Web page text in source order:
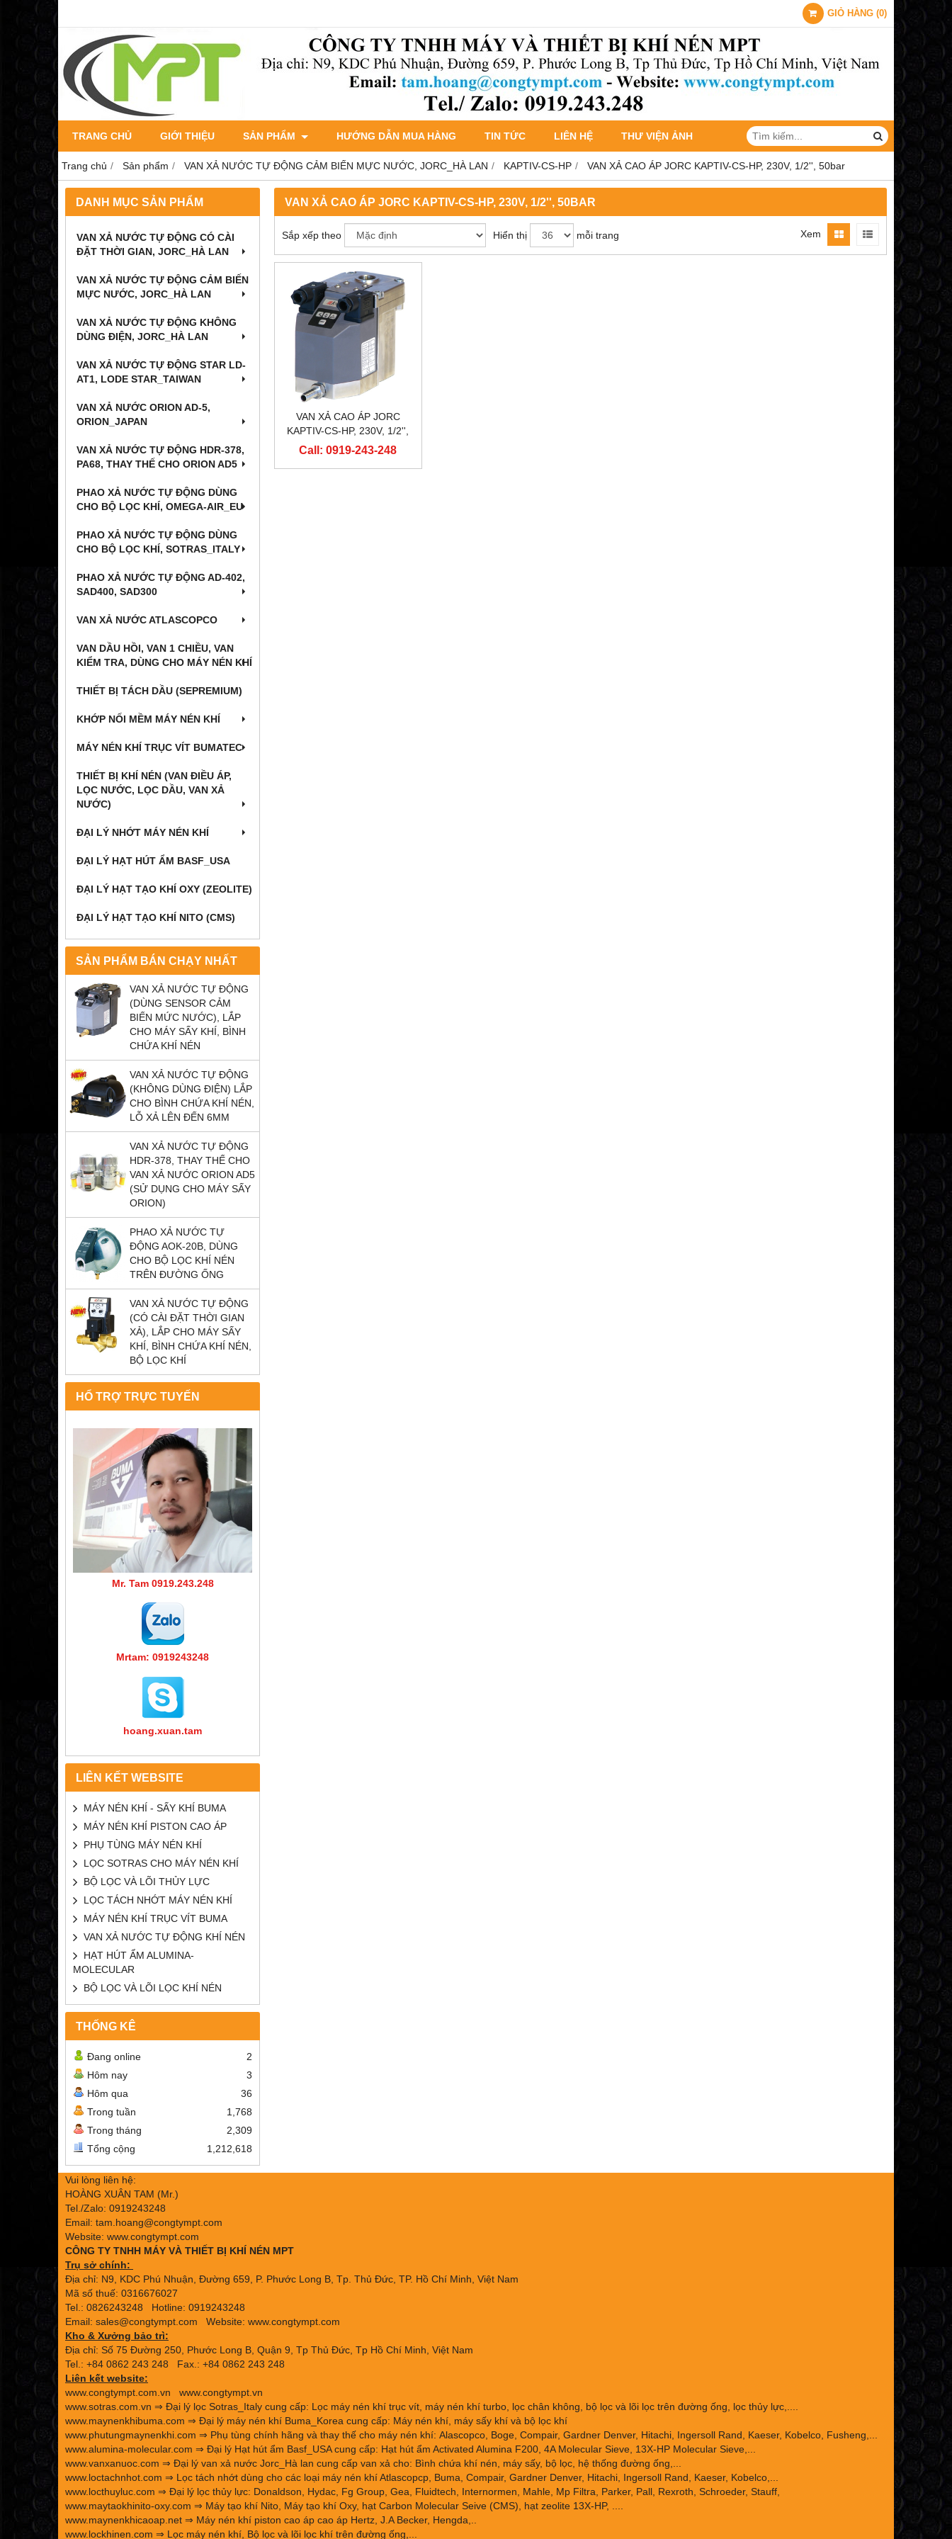
GIỎ HÀNG (0)
TRANG CHỦ GIỚI THIỆU SẢN PHẨM HƯỚNG DẪN MUA HÀNG TIN TỨC LIÊN HỆ THƯ VIỆN ẢNH
Trang chủ Sản phẩm VAN XẢ NƯỚC TỰ ĐỘNG CẢM BIẾN MỰC NƯỚC, JORC_HÀ LAN KAPTIV-CS-HP VAN XẢ CAO ÁP JORC KAPTIV-CS-HP, 230V, 1/2'', 50bar
DANH MỤC SẢN PHẨM
VAN XẢ NƯỚC TỰ ĐỘNG CÓ CÀI
ĐẶT THỜI GIAN, JORC_HÀ LAN
VAN XẢ NƯỚC TỰ ĐỘNG CẢM BIẾN
MỰC NƯỚC, JORC_HÀ LAN
VAN XẢ NƯỚC TỰ ĐỘNG KHÔNG
DÙNG ĐIỆN, JORC_HÀ LAN
VAN XẢ NƯỚC TỰ ĐỘNG STAR LD-
AT1, LODE STAR_TAIWAN
VAN XẢ NƯỚC ORION AD-5,
ORION_JAPAN
VAN XẢ NƯỚC TỰ ĐỘNG HDR-378,
PA68, THAY THẾ CHO ORION AD5
PHAO XẢ NƯỚC TỰ ĐỘNG DÙNG
CHO BỘ LỌC KHÍ, OMEGA-AIR_EU
PHAO XẢ NƯỚC TỰ ĐỘNG DÙNG
CHO BỘ LỌC KHÍ, SOTRAS_ITALY
PHAO XẢ NƯỚC TỰ ĐỘNG AD-402,
SAD400, SAD300
VAN XẢ NƯỚC ATLASCOPCO
VAN DẦU HỒI, VAN 1 CHIỀU, VAN
KIỂM TRA, DÙNG CHO MÁY NÉN KHÍ
THIẾT BỊ TÁCH DẦU (SEPREMIUM)
KHỚP NỐI MỀM MÁY NÉN KHÍ
MÁY NÉN KHÍ TRỤC VÍT BUMATEC
THIẾT BỊ KHÍ NÉN (VAN ĐIỀU ÁP,
LỌC NƯỚC, LỌC DẦU, VAN XẢ
NƯỚC)
ĐẠI LÝ NHỚT MÁY NÉN KHÍ
ĐẠI LÝ HẠT HÚT ẨM BASF_USA
ĐẠI LÝ HẠT TẠO KHÍ OXY (ZEOLITE)
ĐẠI LÝ HẠT TẠO KHÍ NITO (CMS)
SẢN PHẨM BÁN CHẠY NHẤT
VAN XẢ NƯỚC TỰ ĐỘNG
(DÙNG SENSOR CẢM
BIẾN MỨC NƯỚC), LẮP
CHO MÁY SẤY KHÍ, BÌNH
CHỨA KHÍ NÉN
VAN XẢ NƯỚC TỰ ĐỘNG
(KHÔNG DÙNG ĐIỆN) LẮP
CHO BÌNH CHỨA KHÍ NÉN,
LỖ XẢ LÊN ĐẾN 6MM
VAN XẢ NƯỚC TỰ ĐỘNG
HDR-378, THAY THẾ CHO
VAN XẢ NƯỚC ORION AD5
(SỬ DỤNG CHO MÁY SẤY
ORION)
PHAO XẢ NƯỚC TỰ
ĐỘNG AOK-20B, DÙNG
CHO BỘ LỌC KHÍ NÉN
TRÊN ĐƯỜNG ỐNG
VAN XẢ NƯỚC TỰ ĐỘNG
(CÓ CÀI ĐẶT THỜI GIAN
XẢ), LẮP CHO MÁY SẤY
KHÍ, BÌNH CHỨA KHÍ NÉN,
BỘ LỌC KHÍ
HỔ TRỢ TRỰC TUYẾN
Mr. Tam 0919.243.248
Mrtam: 0919243248
hoang.xuan.tam
LIÊN KẾT WEBSITE
MÁY NÉN KHÍ - SẤY KHÍ BUMA
MÁY NÉN KHÍ PISTON CAO ÁP
PHỤ TÙNG MÁY NÉN KHÍ
LỌC SOTRAS CHO MÁY NÉN KHÍ
BỘ LỌC VÀ LÕI THỦY LỰC
LỌC TÁCH NHỚT MÁY NÉN KHÍ
MÁY NÉN KHÍ TRỤC VÍT BUMA
VAN XẢ NƯỚC TỰ ĐỘNG KHÍ NÉN
HẠT HÚT ẨM ALUMINA-
MOLECULAR
BỘ LỌC VÀ LÕI LỌC KHÍ NÉN
THỐNG KÊ
Đang online
2
Hôm nay
3
Hôm qua
36
Trong tuần
1,768
Trong tháng
2,309
Tổng cộng
1,212,618
VAN XẢ CAO ÁP JORC KAPTIV-CS-HP, 230V, 1/2'', 50BAR
Sắp xếp theo Hiển thị mỗi trang Xem
VAN XẢ CAO ÁP JORC
KAPTIV-CS-HP, 230V, 1/2'',
50BAR
Call: 0919-243-248
Vui lòng liên hệ:
HOÀNG XUÂN TAM (Mr.)
Tel./Zalo: 0919243248
Email: tam.hoang@congtympt.com
Website: www.congtympt.com
CÔNG TY TNHH MÁY VÀ THIẾT BỊ KHÍ NÉN MPT
Trụ sở chính:
Địa chỉ: N9, KDC Phú Nhuận, Đường 659, P. Phước Long B, Tp. Thủ Đức, TP. Hồ Chí Minh, Việt Nam
Mã số thuế: 0316676027
Tel.: 0826243248 Hotline: 0919243248
Email: sales@congtympt.com Website: www.congtympt.com
Kho & Xưởng bảo trì:
Địa chỉ: Số 75 Đường 250, Phước Long B, Quận 9, Tp Thủ Đức, Tp Hồ Chí Minh, Việt Nam
Tel.: +84 0862 243 248 Fax.: +84 0862 243 248
Liên kết website:
www.congtympt.com.vn
www.congtympt.vn
www.sotras.com.vn ⇒ Đại lý lọc Sotras_Italy cung cấp: Lọc máy nén khí trục vít, máy nén khí turbo, lọc chân không, bộ lọc và lõi lọc trên đường ống, lọc thủy lực,....
www.maynenkhibuma.com ⇒ Đại lý máy nén khí Buma_Korea cung cấp: Máy nén khí, máy sấy khí và bộ lọc khí
www.phutungmaynenkhi.com ⇒ Phụ tùng chính hãng và thay thế cho máy nén khí: Alascopco, Boge, Compair, Gardner Denver, Hitachi, Ingersoll Rand, Kaeser, Kobelco, Fusheng,...
www.alumina-molecular.com ⇒ Đại lý Hạt hút ẩm Basf_USA cung cấp: Hạt hút ẩm Activated Alumina F200, 4A Molecular Sieve, 13X-HP Molecular Sieve,...
www.vanxanuoc.com ⇒ Đại lý van xả nước Jorc_Hà lan cung cấp van xả cho: Bình chứa khí nén, máy sấy, bộ lọc, hệ thống đường ống,...
www.loctachnhot.com ⇒ Lọc tách nhớt dùng cho các loại máy nén khí Atlascopcp, Buma, Compair, Gardner Denver, Hitachi, Ingersoll Rand, Kaeser, Kobelco,...
www.locthuyluc.com ⇒ Đại lý lọc thủy lực: Donaldson, Hydac, Fg Group, Gea, Fluidtech, Internormen, Mahle, Mp Filtra, Parker, Pall, Rexroth, Schroeder, Stauff,
www.maytaokhinito-oxy.com ⇒ Máy tạo khí Nito, Máy tạo khí Oxy, hạt Carbon Molecular Seive (CMS), hạt zeolite 13X-HP, ....
www.maynenkhicaoap.net ⇒ Máy nén khí piston cao áp cao áp Hertz, J.A Becker, Hengda,..
www.lockhinen.com ⇒ Lọc máy nén khí, Bộ lọc và lõi lọc khí trên đường ống,...